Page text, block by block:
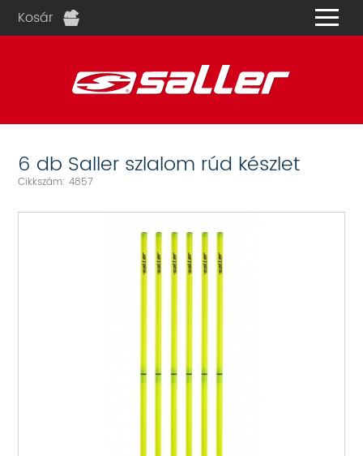
Kosár
6 db Saller szlalom rúd készlet
Cikkszám: 4857